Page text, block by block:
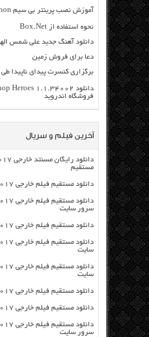
آموزش نصب پرینتر بی سیم Canon در سیستم ویندوز
نحوه استفاده از Box.Net
دانلود آهنگ جدید علی شمس
دعا برای فروش زمین
برگزاری کنسرت پیدای ناپیدا طی
فروشگاه اندروید
آخرین فیلم و سریال
مستقیم
دانلود مستقیم فیلم خارجی OK Jaanu 2017 از سرور سایت
سرور سایت
دانلود مستقیم فیلم خارجی Cross Wars 2017 از سرور سایت
سایت
سایت
دانلود مستقیم فیلم خارجی Zeroville 2017 از سرور سایت
دانلود مستقیم فیلم خارجی The Mummy 2017 از سرور سایت
سرور سایت